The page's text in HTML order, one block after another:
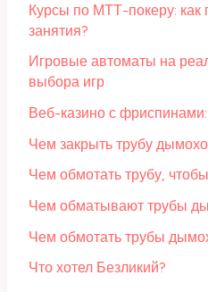
Курсы по МТТ-покеру: как
занятия?
Игровые автоматы на
выбора игр
Веб-казино с
Чем закрыть трубу
Чем обмотать трубу,
Чем обматывают трубы
Чем обмотать трубы
Что хотел Безликий?